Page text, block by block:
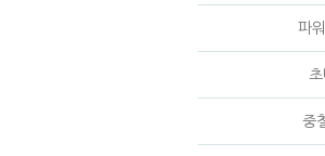
파
중